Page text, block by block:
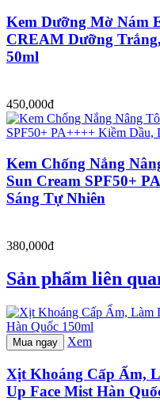
Kem Dưỡng Mờ
CREAM Dưỡng
50ml
450,000đ
Kem Chống Nắng
Sun Cream SPF50+
Sáng Tự Nhiên
380,000đ
Sản phẩm liên
Mua ngay Xem
Xịt Khoáng Cấp Ẩm,
Up Face Mist Hàn